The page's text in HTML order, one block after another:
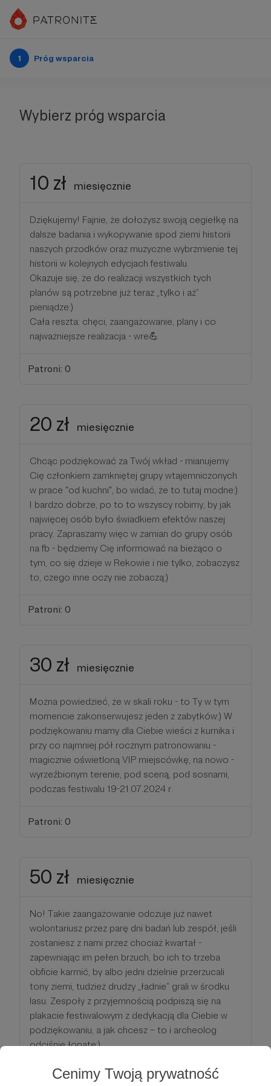
Cenimy Twoją prywatność
1 Próg wsparcia
Wybierz próg wsparcia
10 zł miesięcznie
Dziękujemy! Fajnie, że dołożysz swoją cegiełkę na
dalsze badania i wykopywanie spod ziemi historii
naszych przodków oraz muzyczne wybrzmienie tej
historii w kolejnych edycjach festiwalu.
Okazuje się, że do realizacji wszystkich tych
planów są potrzebne już teraz „tylko i aż”
pieniądze:)
Cała reszta: chęci, zaangażowanie, plany i co
najważniejsze realizacja - wre💪
Patroni: 0
20 zł miesięcznie
Chcąc podziękować za Twój wkład - mianujemy
Cię członkiem zamkniętej grupy wtajemniczonych
w prace "od kuchni", bo widać, że to tutaj modne:)
I bardzo dobrze, po to to wszyscy robimy, by jak
najwięcej osób było świadkiem efektów naszej
pracy. Zapraszamy więc w zamian do grupy osób
na fb - będziemy Cię informować na bieżąco o
tym, co się dzieje w Rekowie i nie tylko, zobaczysz
to, czego inne oczy nie zobaczą:)
Patroni: 0
30 zł miesięcznie
Można powiedzieć, że w skali roku - to Ty w tym
momencie zakonserwujesz jeden z zabytków:) W
podziękowaniu mamy dla Ciebie wieści z kurnika i
przy co najmniej pół rocznym patronowaniu -
magicznie oświetloną VIP miejscówkę, na nowo -
wyrzeźbionym terenie, pod sceną, pod sosnami,
podczas festiwalu 19-21.07.2024 r.
Patroni: 0
50 zł miesięcznie
No! Takie zaangażowanie odczuje już nawet
wolontariusz przez parę dni badań lub zespół, jeśli
zostaniesz z nami przez chociaż kwartał -
zapewniając im pełen brzuch, bo ich to trzeba
obficie karmić, by albo jedni dzielnie przerzucali
tony ziemi, tudzież drudzy „ładnie” grali w środku
lasu. Zespoły z przyjemnością podpiszą się na
plakacie festiwalowym z dedykacją dla Ciebie w
podziękowaniu, a jak chcesz – to i archeolog
odciśnie łopatę:)
Patroni: 0